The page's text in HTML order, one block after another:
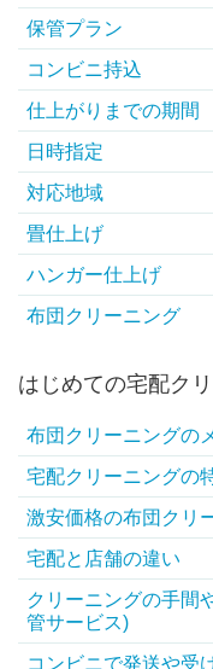
保管プラン
コンビニ持込
仕上がりまでの期間
日時指定
対応地域
畳仕上げ
ハンガー仕上げ
布団クリーニング
はじめての宅配ク
布団クリーニングの
宅配クリーニングの
激安価格の布団クリ
宅配と店舗の違い
クリーニングの手間
管サービス)
コンビニで発送や受